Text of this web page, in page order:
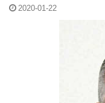
2020-01-22